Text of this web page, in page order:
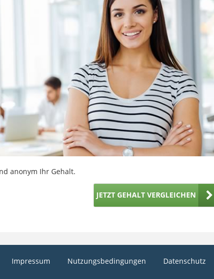
anonym Ihr Gehalt.
JETZT GEHALT VERGLEICHEN
Impressum Nutzungsbedingungen Datenschutz